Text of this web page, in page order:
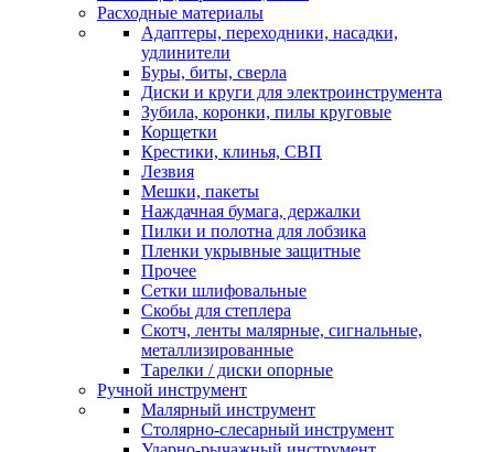
Расходные материалы
Адаптеры, переходники, насадки,
удлинители
Буры, биты, сверла
Диски и круги для электроинструмента
Зубила, коронки, пилы круговые
Корщетки
Крестики, клинья, СВП
Лезвия
Мешки, пакеты
Наждачная бумага, держалки
Пилки и полотна для лобзика
Пленки укрывные защитные
Прочее
Сетки шлифовальные
Скобы для степлера
Скотч, ленты малярные, сигнальные,
металлизированные
Тарелки / диски опорные
Ручной инструмент
Малярный инструмент
Столярно-слесарный инструмент